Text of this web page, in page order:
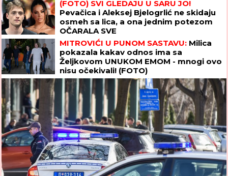
(FOTO) SVI GLEDAJU U SARU JO!
Pevačica i Aleksej Bjelogrlić ne skidaju
osmeh sa lica, a ona jednim potezom
OČARALA SVE
MITROVIĆI U PUNOM SASTAVU: Milica
pokazala kakav odnos ima sa
Željkovom UNUKOM EMOM - mnogi ovo
nisu očekivali! (FOTO)